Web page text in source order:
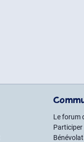
Le forum
Participer